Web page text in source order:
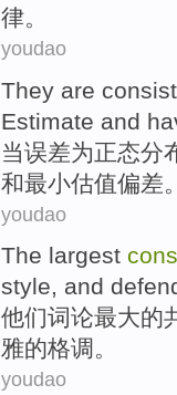
律。
youdao
They are
Estimate and
当误差为正态分
和最小估值偏差。
youdao
The largest
style, and
他们词论最大的
雅的格调 。
youdao